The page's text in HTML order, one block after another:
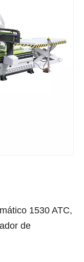
1530 ATC,
de